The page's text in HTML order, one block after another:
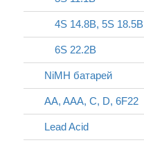
4S 14.8В, 5S 18.5В
6S 22.2В
NiMH батарей
AA, AAA, C, D, 6F22
Lead Acid